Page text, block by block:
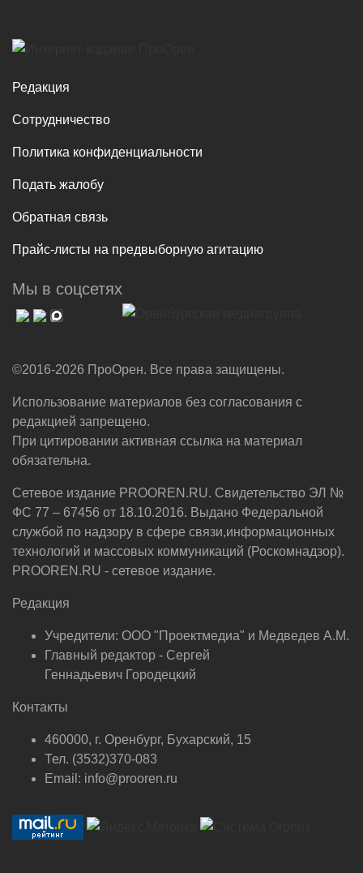
Редакция
Сотрудничество
Политика конфиденциальности
Подать жалобу
Обратная связь
Прайс-листы на предвыборную агитацию
Мы в соцсетях
©2016-2026 ПроОрен. Все права защищены.
Использование материалов без согласования с
редакцией запрещено.
При цитировании активная ссылка на материал
обязательна.
Сетевое издание PROOREN.RU. Свидетельство ЭЛ №
ФС 77 – 67456 от 18.10.2016. Выдано Федеральной
службой по надзору в сфере связи,информационных
технологий и массовых коммуникаций (Роскомнадзор).
PROOREN.RU - сетевое издание.
Редакция
Учредители: ООО "Проектмедиа" и Медведев А.М.
Главный редактор - Сергей
Геннадьевич Городецкий
Контакты
460000, г. Оренбург, Бухарский, 15
Тел. (3532)370-083
Email: info@prooren.ru